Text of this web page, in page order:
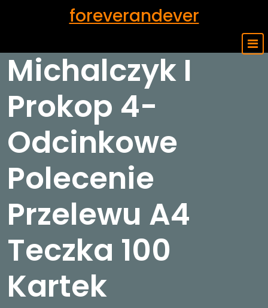
foreverandever
Michalczyk I
Prokop 4-
Odcinkowe
Polecenie
Przelewu A4
Teczka 100
Kartek